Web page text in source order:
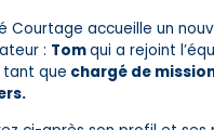
Courtage accueille un
: Tomqui a rejoint
tant que chargé de